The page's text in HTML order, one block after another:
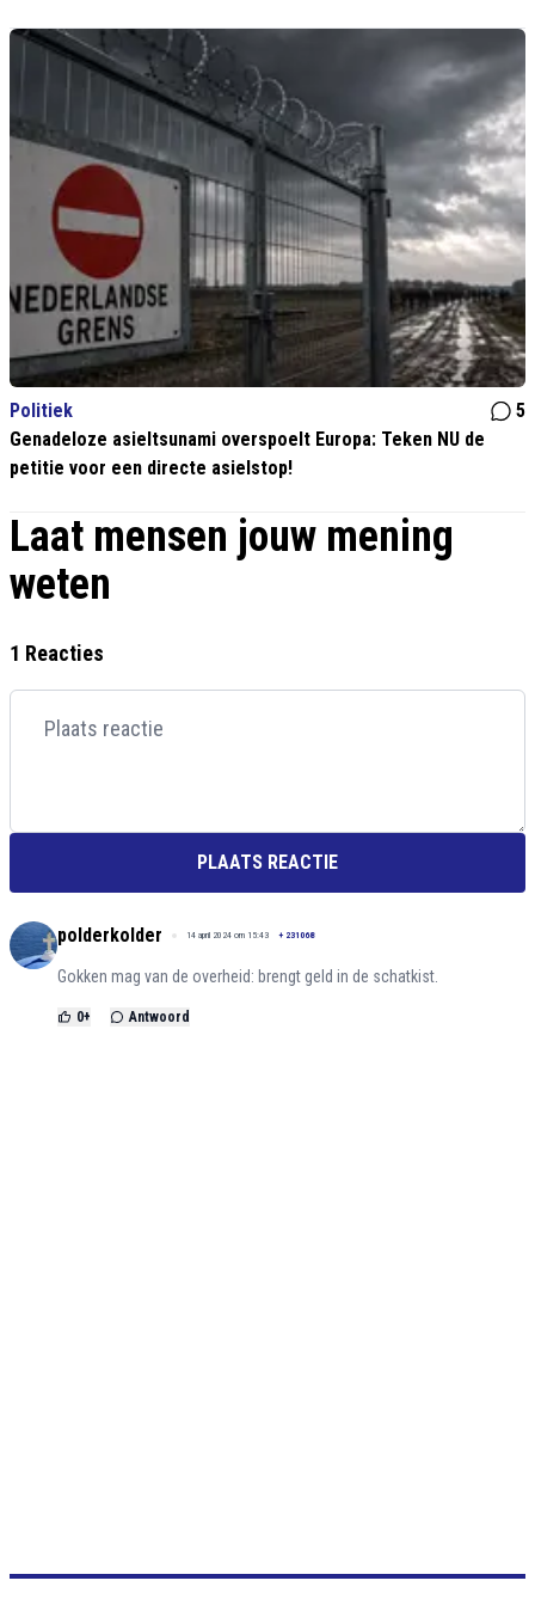
Politiek
5
Genadeloze asieltsunami overspoelt Europa: Teken NU de
petitie voor een directe asielstop!
Laat mensen jouw mening
weten
1 Reacties
PLAATS REACTIE
polderkolder 14 april 2024 om 15:43 + 231068
Gokken mag van de overheid: brengt geld in de schatkist.
0+ Antwoord